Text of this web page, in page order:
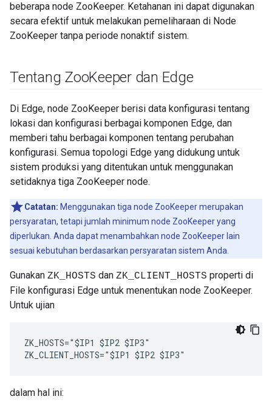
beberapa node ZooKeeper. Ketahanan ini dapat digunakan
secara efektif untuk melakukan pemeliharaan di Node
ZooKeeper tanpa periode nonaktif sistem.
Tentang ZooKeeper dan Edge
Di Edge, node ZooKeeper berisi data konfigurasi tentang
lokasi dan konfigurasi berbagai komponen Edge, dan
memberi tahu berbagai komponen tentang perubahan
konfigurasi. Semua topologi Edge yang didukung untuk
sistem produksi yang ditentukan untuk menggunakan
setidaknya tiga ZooKeeper node.
Catatan: Menggunakan tiga node ZooKeeper merupakan
persyaratan, tetapi jumlah minimum node ZooKeeper yang
diperlukan. Anda dapat menambahkan node ZooKeeper lain
sesuai kebutuhan berdasarkan persyaratan sistem Anda.
Gunakan ZK_HOSTS dan ZK_CLIENT_HOSTS properti di
File konfigurasi Edge untuk menentukan node ZooKeeper.
Untuk ujian
ZK_HOSTS="$IP1 $IP2 $IP3"
ZK_CLIENT_HOSTS="$IP1 $IP2 $IP3"
dalam hal ini: